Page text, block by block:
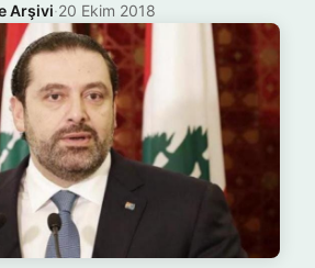
Arşivi·20 Ekim 2018